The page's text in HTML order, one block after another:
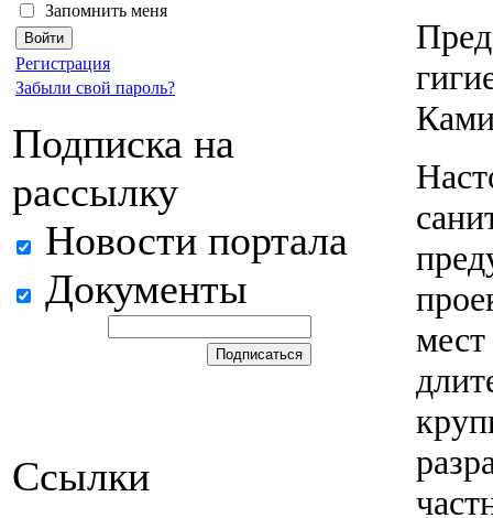
Запомнить меня
Регистрация
Забыли свой пароль?
Подписка на
рассылку
Новости портала
Документы
Ссылки